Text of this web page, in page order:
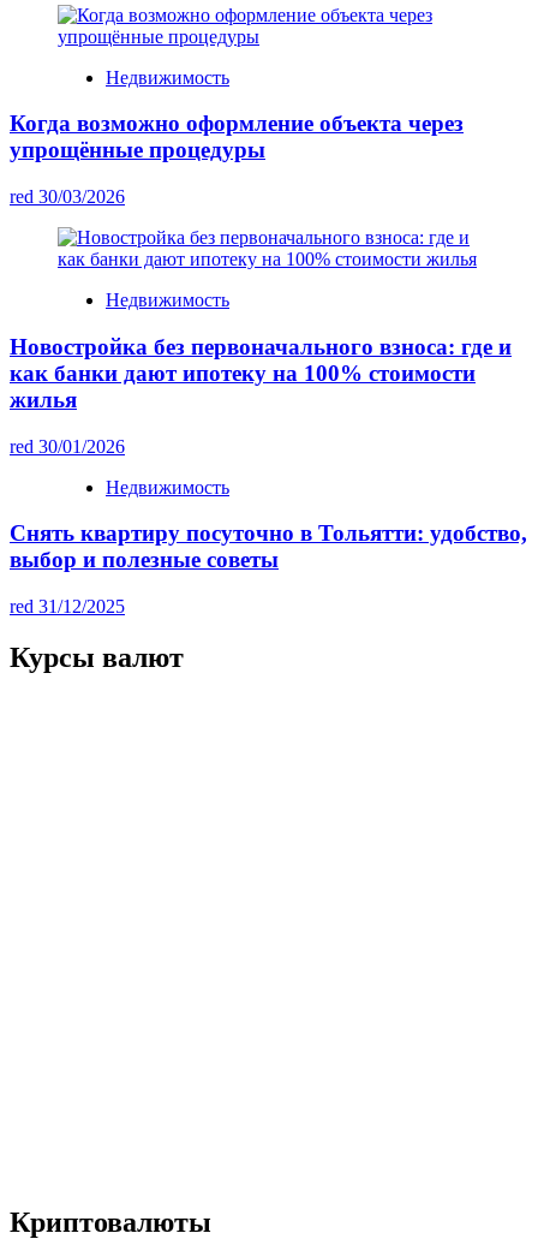
Недвижимость
Когда возможно оформление объекта через
упрощённые процедуры
red 30/03/2026
Недвижимость
Новостройка без первоначального взноса: где и
как банки дают ипотеку на 100% стоимости
жилья
red 30/01/2026
Недвижимость
Снять квартиру посуточно в Тольятти: удобство,
выбор и полезные советы
red 31/12/2025
Курсы валют
Криптовалюты